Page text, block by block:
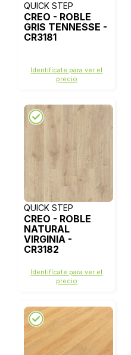
QUICK STEP
CREO - ROBLE
GRIS TENNESSE -
CR3181
Identifícate para ver el
precio
QUICK STEP
CREO - ROBLE
NATURAL
VIRGINIA -
CR3182
Identifícate para ver el
precio